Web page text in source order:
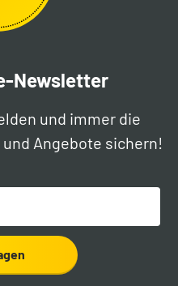
Newsletter
und immer die
Angebote sichern!